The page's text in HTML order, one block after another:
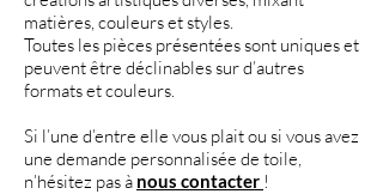
matières, couleurs et styles.
Toutes les pièces présentées sont uniques et
peuvent être déclinables sur d’autres
formats et couleurs.
Si l’une d’entre elle vous plait ou si vous avez
une demande personnalisée de toile,
n’hésitez pas à nous contacter !